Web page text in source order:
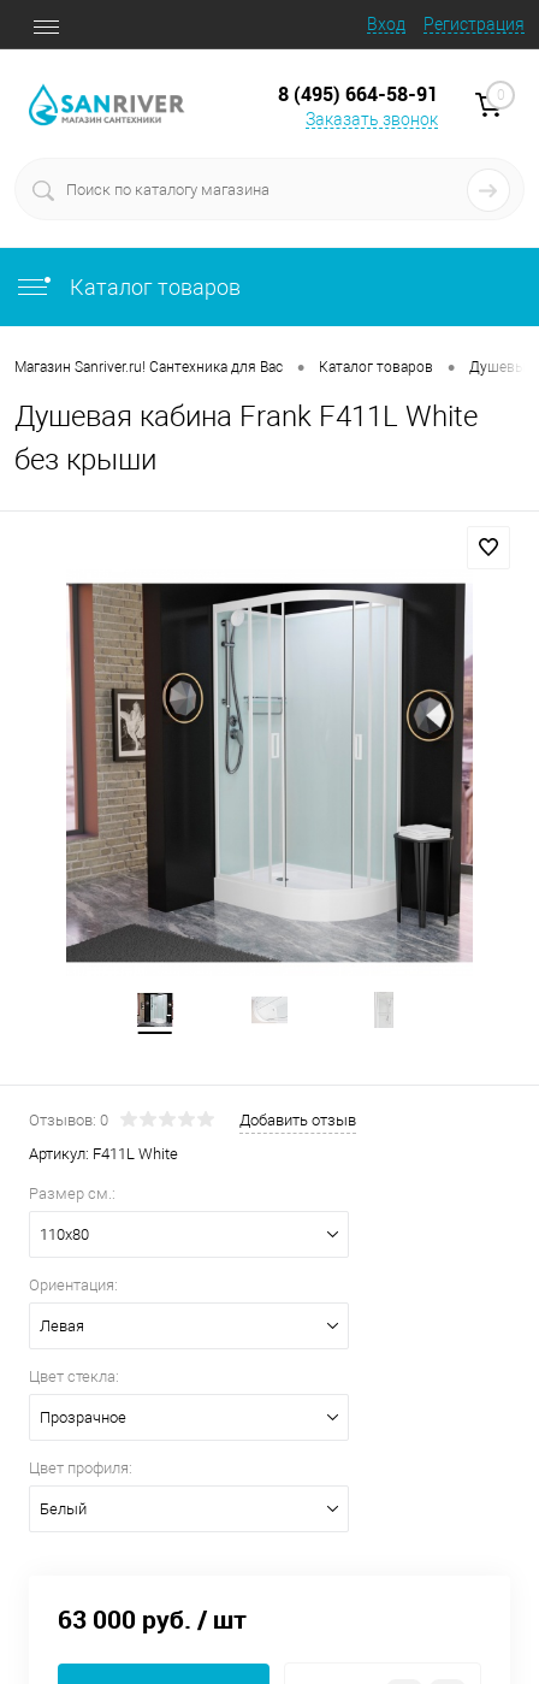
Вход Регистрация
8 (495) 664-58-91
Заказать звонок
0
Каталог товаров
Магазин Sanriver.ru! Сантехника для Вас • Каталог товаров • Душевые
Душевая кабина Frank F411L White
без крыши
Отзывов: 0
Добавить отзыв
Артикул: F411L White
Размер см.:
110х80
Ориентация:
Левая
Цвет стекла:
Прозрачное
Цвет профиля:
Белый
63 000 руб. / шт